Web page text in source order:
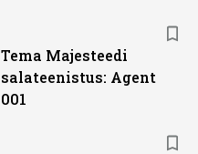
Tema Majesteedi
salateenistus: Agent
001